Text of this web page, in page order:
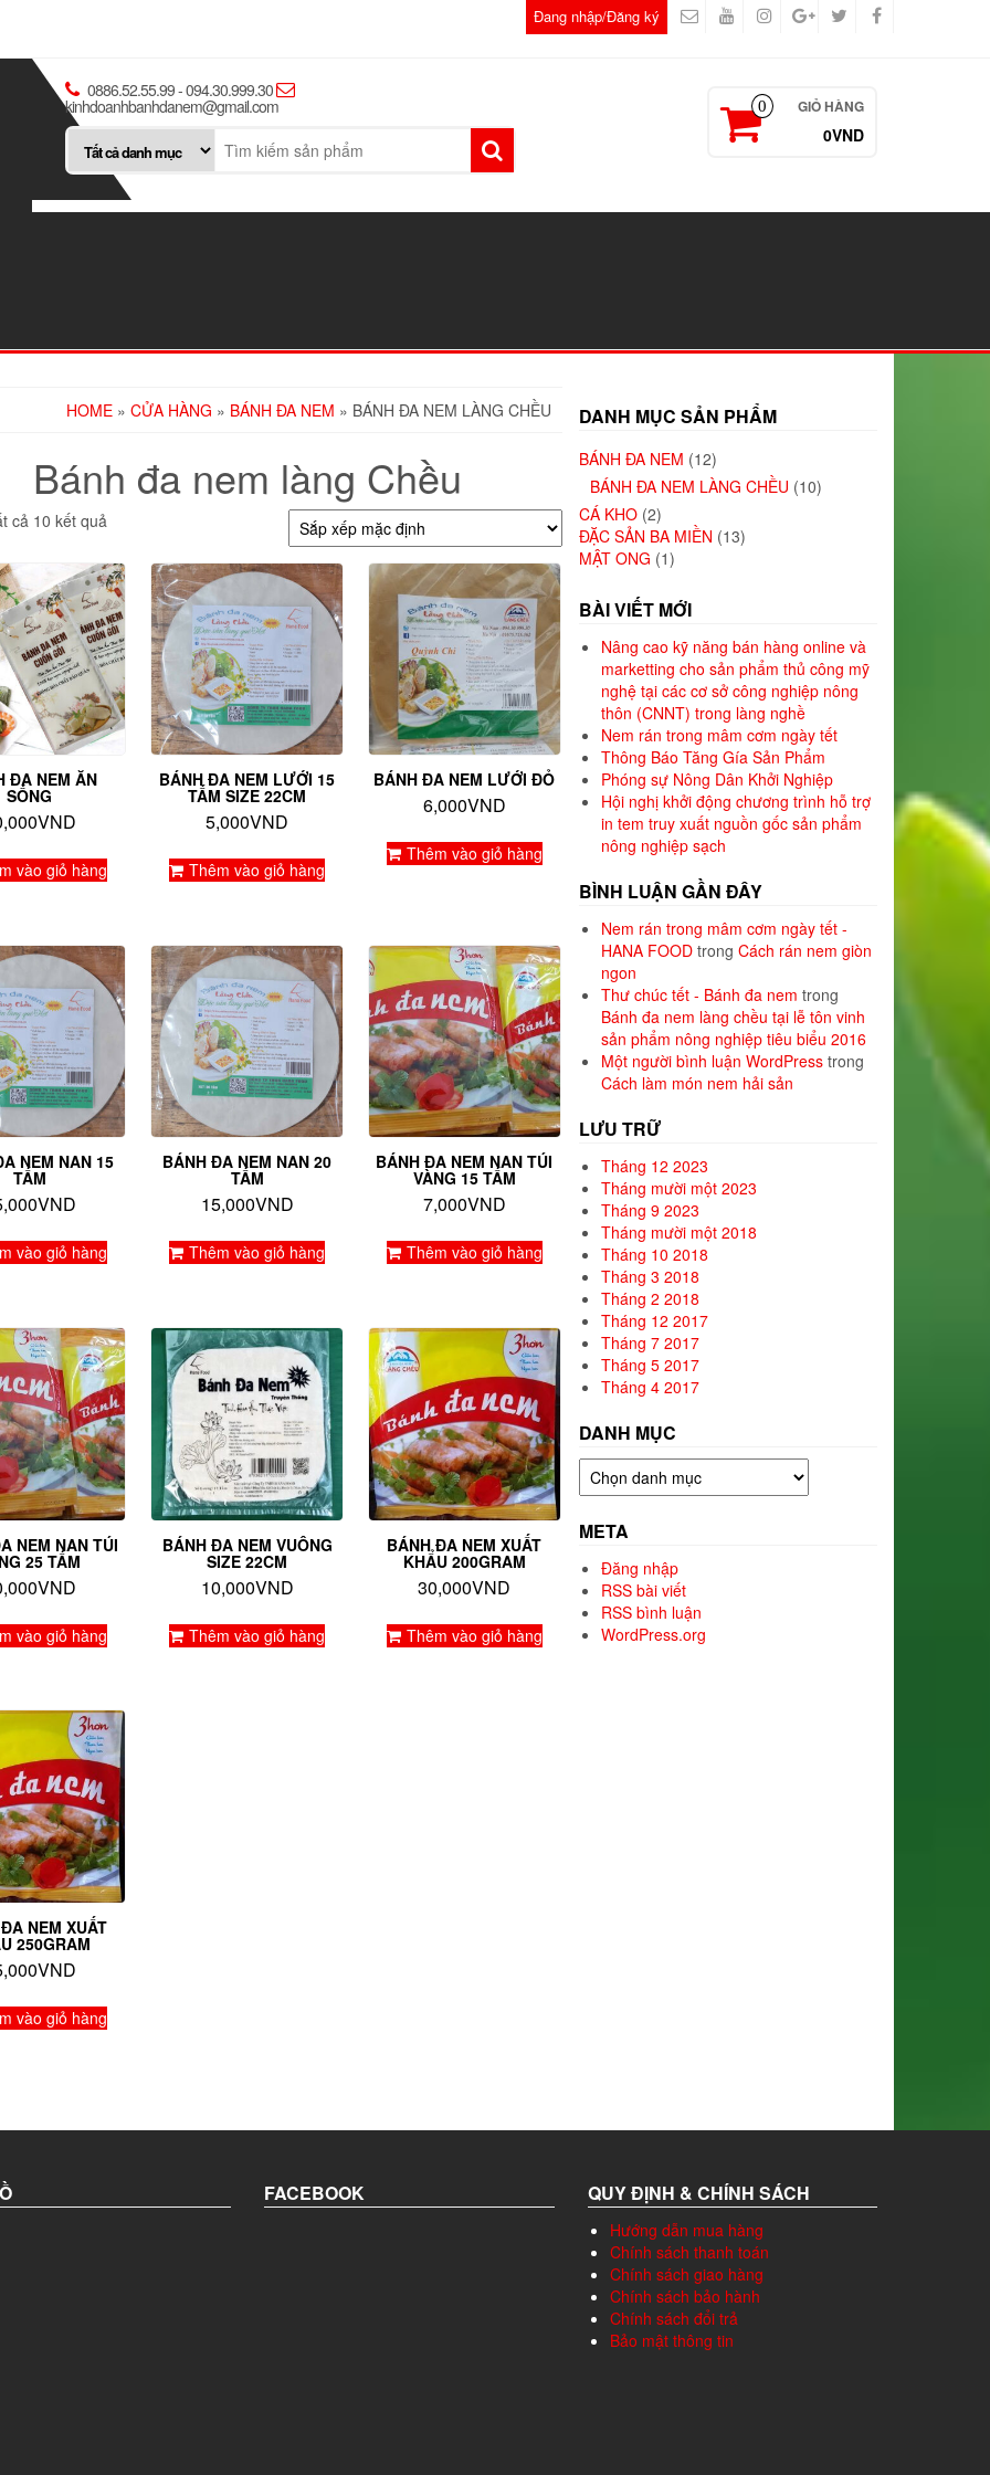
Đang nhập/Đăng ký
0886.52.55.99 - 094.30.999.30
kinhdoanhbanhdanem@gmail.com 0 GIỎ HÀNG
0VND
HOME » CỬA HÀNG » BÁNH ĐA NEM » BÁNH ĐA NEM LÀNG CHỀU
Bánh đa nem làng Chều
cả 10 kết quả
ĐA NEM ĂN
SỐNG
VND
vào giỏ hàng
BÁNH ĐA NEM LƯỚI 15
TẤM SIZE 22CM
5,000VND
Thêm vào giỏ hàng
BÁNH ĐA NEM LƯỚI ĐỎ
6,000VND
Thêm vào giỏ hàng
NEM NAN 15
TẤM
VND
vào giỏ hàng
BÁNH ĐA NEM NAN 20
TẤM
15,000VND
Thêm vào giỏ hàng
BÁNH ĐA NEM NAN TÚI
VÀNG 15 TẤM
7,000VND
Thêm vào giỏ hàng
NEM NAN TÚI
25 TẤM
VND
vào giỏ hàng
BÁNH ĐA NEM VUÔNG
SIZE 22CM
10,000VND
Thêm vào giỏ hàng
BÁNH ĐA NEM XUẤT
KHẨU 200GRAM
30,000VND
Thêm vào giỏ hàng
NEM XUẤT
250GRAM
VND
vào giỏ hàng
DANH MỤC SẢN PHẨM
BÁNH ĐA NEM (12)
BÁNH ĐA NEM LÀNG CHỀU (10)
CÁ KHO (2)
ĐẶC SẢN BA MIỀN (13)
MẬT ONG (1)
BÀI VIẾT MỚI
Nâng cao kỹ năng bán hàng online và
marketting cho sản phẩm thủ công mỹ
nghệ tại các cơ sở công nghiệp nông
thôn (CNNT) trong làng nghề
Nem rán trong mâm cơm ngày tết
Thông Báo Tăng Gía Sản Phẩm
Phóng sự Nông Dân Khởi Nghiệp
Hội nghị khởi động chương trình hỗ trợ
in tem truy xuất nguồn gốc sản phẩm
nông nghiệp sạch
BÌNH LUẬN GẦN ĐÂY
Nem rán trong mâm cơm ngày tết -
HANA FOOD trong Cách rán nem giòn
ngon
Thư chúc tết - Bánh đa nem trong
Bánh đa nem làng chều tại lễ tôn vinh
sản phẩm nông nghiệp tiêu biểu 2016
Một người bình luận WordPress trong
Cách làm món nem hải sản
LƯU TRỮ
Tháng 12 2023
Tháng mười một 2023
Tháng 9 2023
Tháng mười một 2018
Tháng 10 2018
Tháng 3 2018
Tháng 2 2018
Tháng 12 2017
Tháng 7 2017
Tháng 5 2017
Tháng 4 2017
DANH MỤC
Danh
mục
META
Đăng nhập
RSS bài viết
RSS bình luận
WordPress.org
FACEBOOK QUY ĐỊNH & CHÍNH SÁCH
Hướng dẫn mua hàng
Chính sách thanh toán
Chính sách giao hàng
Chính sách bảo hành
Chính sách đổi trả
Bảo mật thông tin